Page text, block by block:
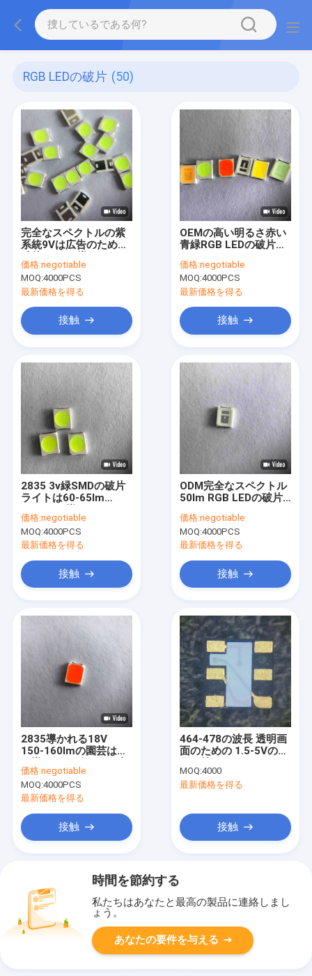
RGB LEDの破片 (50)
完全なスペクトルの紫
系統9Vは広告のための
価格:negotiable
MOQ:4000PCS
最新価格を得る
接触
OEMの高い明るさ赤い
青緑RGB LEDの破片
価格:negotiable
MOQ:4000PCS
最新価格を得る
接触
2835 3v緑SMDの破片
ライトは60-65lm
価格:negotiable
MOQ:4000PCS
最新価格を得る
接触
ODM完全なスペクトル
50lm RGB LEDの破片
価格:negotiable
MOQ:4000PCS
最新価格を得る
接触
2835導かれる18V
150-160lmの園芸は赤
片を欠く
価格:negotiable
MOQ:4000PCS
最新価格を得る
接触
464-478の波長 透明画
面のための 1.5-5Vの電
チップのブルーとCT
MOQ:4000
最新価格を得る
接触
時間を節約する
私たちはあなたと最高の製品に連絡しまし
ょう。
あなたの要件を与える